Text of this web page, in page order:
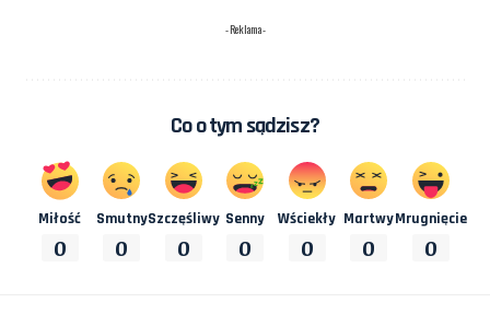
- Reklama -
Co o tym sądzisz?
Miłość
0
Smutny
0
Szczęśliwy
0
Senny
0
Wściekły
0
Martwy
0
Mrugnięcie
0